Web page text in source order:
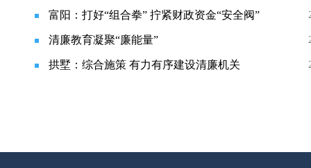
富阳：打好“组合拳” 拧紧财政资金“安全阀”
清廉教育凝聚“廉能量”
拱墅：综合施策 有力有序建设清廉机关